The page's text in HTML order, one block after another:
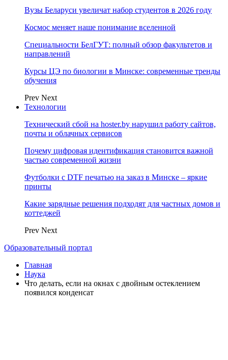
Вузы Беларуси увеличат набор студентов в 2026 году
Космос меняет наше понимание вселенной
Специальности БелГУТ: полный обзор факультетов и
направлений
Курсы ЦЭ по биологии в Минске: современные тренды
обучения
Prev Next
Технологии
Технический сбой на hoster.by нарушил работу сайтов,
почты и облачных сервисов
Почему цифровая идентификация становится важной
частью современной жизни
Футболки с DTF печатью на заказ в Минске – яркие
принты
Какие зарядные решения подходят для частных домов и
коттеджей
Prev Next
Образовательный портал
Главная
Наука
Что делать, если на окнах с двойным остеклением
появился конденсат